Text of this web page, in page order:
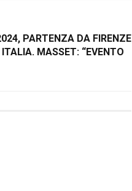
PARTENZA DA FIRENZE
MASSET: “EVENTO